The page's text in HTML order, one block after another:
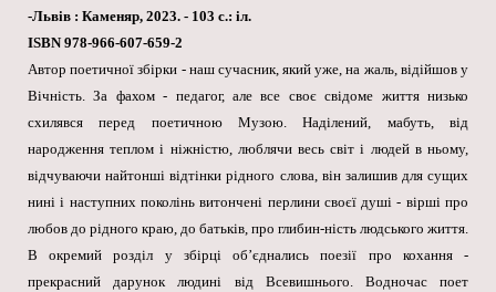
-Львів : Каменяр, 2023. - 103 с.: іл.
ISBN 978-966-607-659-2
Автор поетичної збірки - наш сучасник, який уже, на жаль, відійшов у
Вічність. За фахом - педагог, але все своє свідоме життя низько
схилявся перед поетичною Музою. Наділений, мабуть, від
народження теплом і ніжністю, люблячи весь світ і людей в ньому,
відчуваючи найтонші відтінки рідного слова, він залишив для сущих
нині і наступних поколінь витончені перлини своєї душі - вірші про
любов до рідного краю, до батьків, про глибин-ність людського життя.
В окремий розділ у збірці об’єднались поезії про кохання -
прекрасний дарунок людині від Всевишнього. Водночас поет